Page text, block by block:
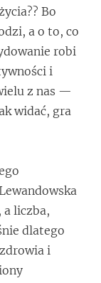
Bo
a o to, co
robi
i
z nas —
widać, gra
a liczba,
dlatego
i